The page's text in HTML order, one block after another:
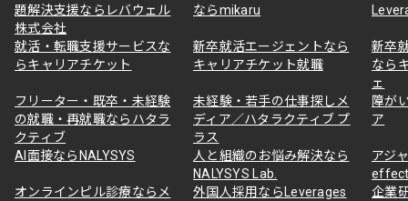
題解決支援ならレバウェル
株式会社
ならmikaru
就活・転職支援サービスな
らキャリアチケット
新卒就活エージェントなら
キャリアチケット就職
新卒
なら
ェ
フリーター・既卒・未経験
の就職・再就職ならハタラ
クティブ
未経験・若手の仕事探しメ
ディア／ハタラクティブ プ
ラス
障が
ア
AI面接ならNALYSYS
人と組織のお悩み解決なら
NALYSYS Lab.
アジ
オンラインピル診療ならメ
外国人採用ならLeverages
企業